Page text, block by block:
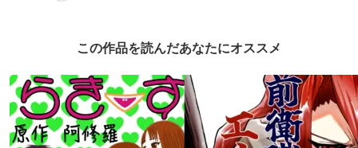
この作品を読んだあなたにオススメ